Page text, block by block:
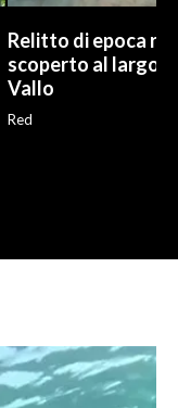
Relitto di epoca
scoperto al largo
Vallo
Red